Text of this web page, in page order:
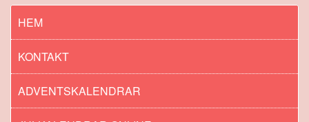
HEM
KONTAKT
ADVENTSKALENDRAR